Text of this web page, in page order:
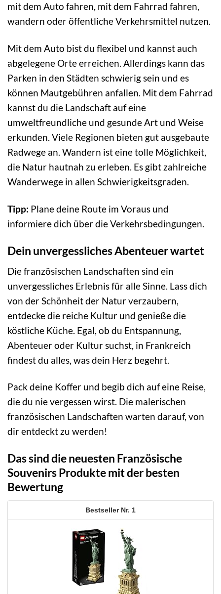
mit dem Auto fahren, mit dem Fahrrad fahren,
wandern oder öffentliche Verkehrsmittel nutzen.
Mit dem Auto bist du flexibel und kannst auch
abgelegene Orte erreichen. Allerdings kann das
Parken in den Städten schwierig sein und es
können Mautgebühren anfallen. Mit dem Fahrrad
kannst du die Landschaft auf eine
umweltfreundliche und gesunde Art und Weise
erkunden. Viele Regionen bieten gut ausgebaute
Radwege an. Wandern ist eine tolle Möglichkeit,
die Natur hautnah zu erleben. Es gibt zahlreiche
Wanderwege in allen Schwierigkeitsgraden.
Tipp: Plane deine Route im Voraus und
informiere dich über die Verkehrsbedingungen.
Dein unvergessliches Abenteuer wartet
Die französischen Landschaften sind ein
unvergessliches Erlebnis für alle Sinne. Lass dich
von der Schönheit der Natur verzaubern,
entdecke die reiche Kultur und genieße die
köstliche Küche. Egal, ob du Entspannung,
Abenteuer oder Kultur suchst, in Frankreich
findest du alles, was dein Herz begehrt.
Pack deine Koffer und begib dich auf eine Reise,
die du nie vergessen wirst. Die malerischen
französischen Landschaften warten darauf, von
dir entdeckt zu werden!
Das sind die neuesten Französische
Souvenirs Produkte mit der besten
Bewertung
1